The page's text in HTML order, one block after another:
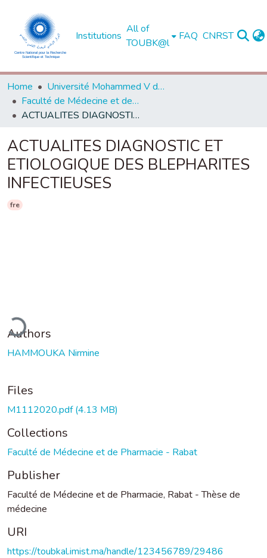
Institutions
All of
TOUBK@l
FAQ CNRST
Home
Université Mohammed V de Rabat
Faculté de Médecine et de Pharmacie - Rabat
ACTUALITES DIAGNOSTIC ET ETIOLOGIQUE DES BLEPHARITES INFECTIEUSES
ACTUALITES DIAGNOSTIC ET
ETIOLOGIQUE DES BLEPHARITES
INFECTIEUSES
fre
Loading...
Authors
HAMMOUKA Nirmine
Files
M1112020.pdf(4.13 MB)
Collections
Faculté de Médecine et de Pharmacie - Rabat
Publisher
Faculté de Médecine et de Pharmacie, Rabat - Thèse de
médecine
URI
https://toubkal.imist.ma/handle/123456789/29486